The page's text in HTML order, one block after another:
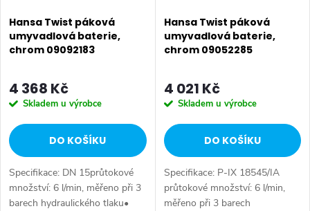
Hansa Twist páková
umyvadlová baterie,
chrom 09092183
4 368 Kč
Skladem u výrobce
DO KOŠÍKU
Specifikace: DN 15průtokové
množství: 6 l/min, měřeno při 3
barech hydraulického tlaku•
Hansa Twist páková
umyvadlová baterie,
chrom 09052285
4 021 Kč
Skladem u výrobce
DO KOŠÍKU
Specifikace: P-IX 18545/IA
průtokové množství: 6 l/min,
měřeno při 3 barech